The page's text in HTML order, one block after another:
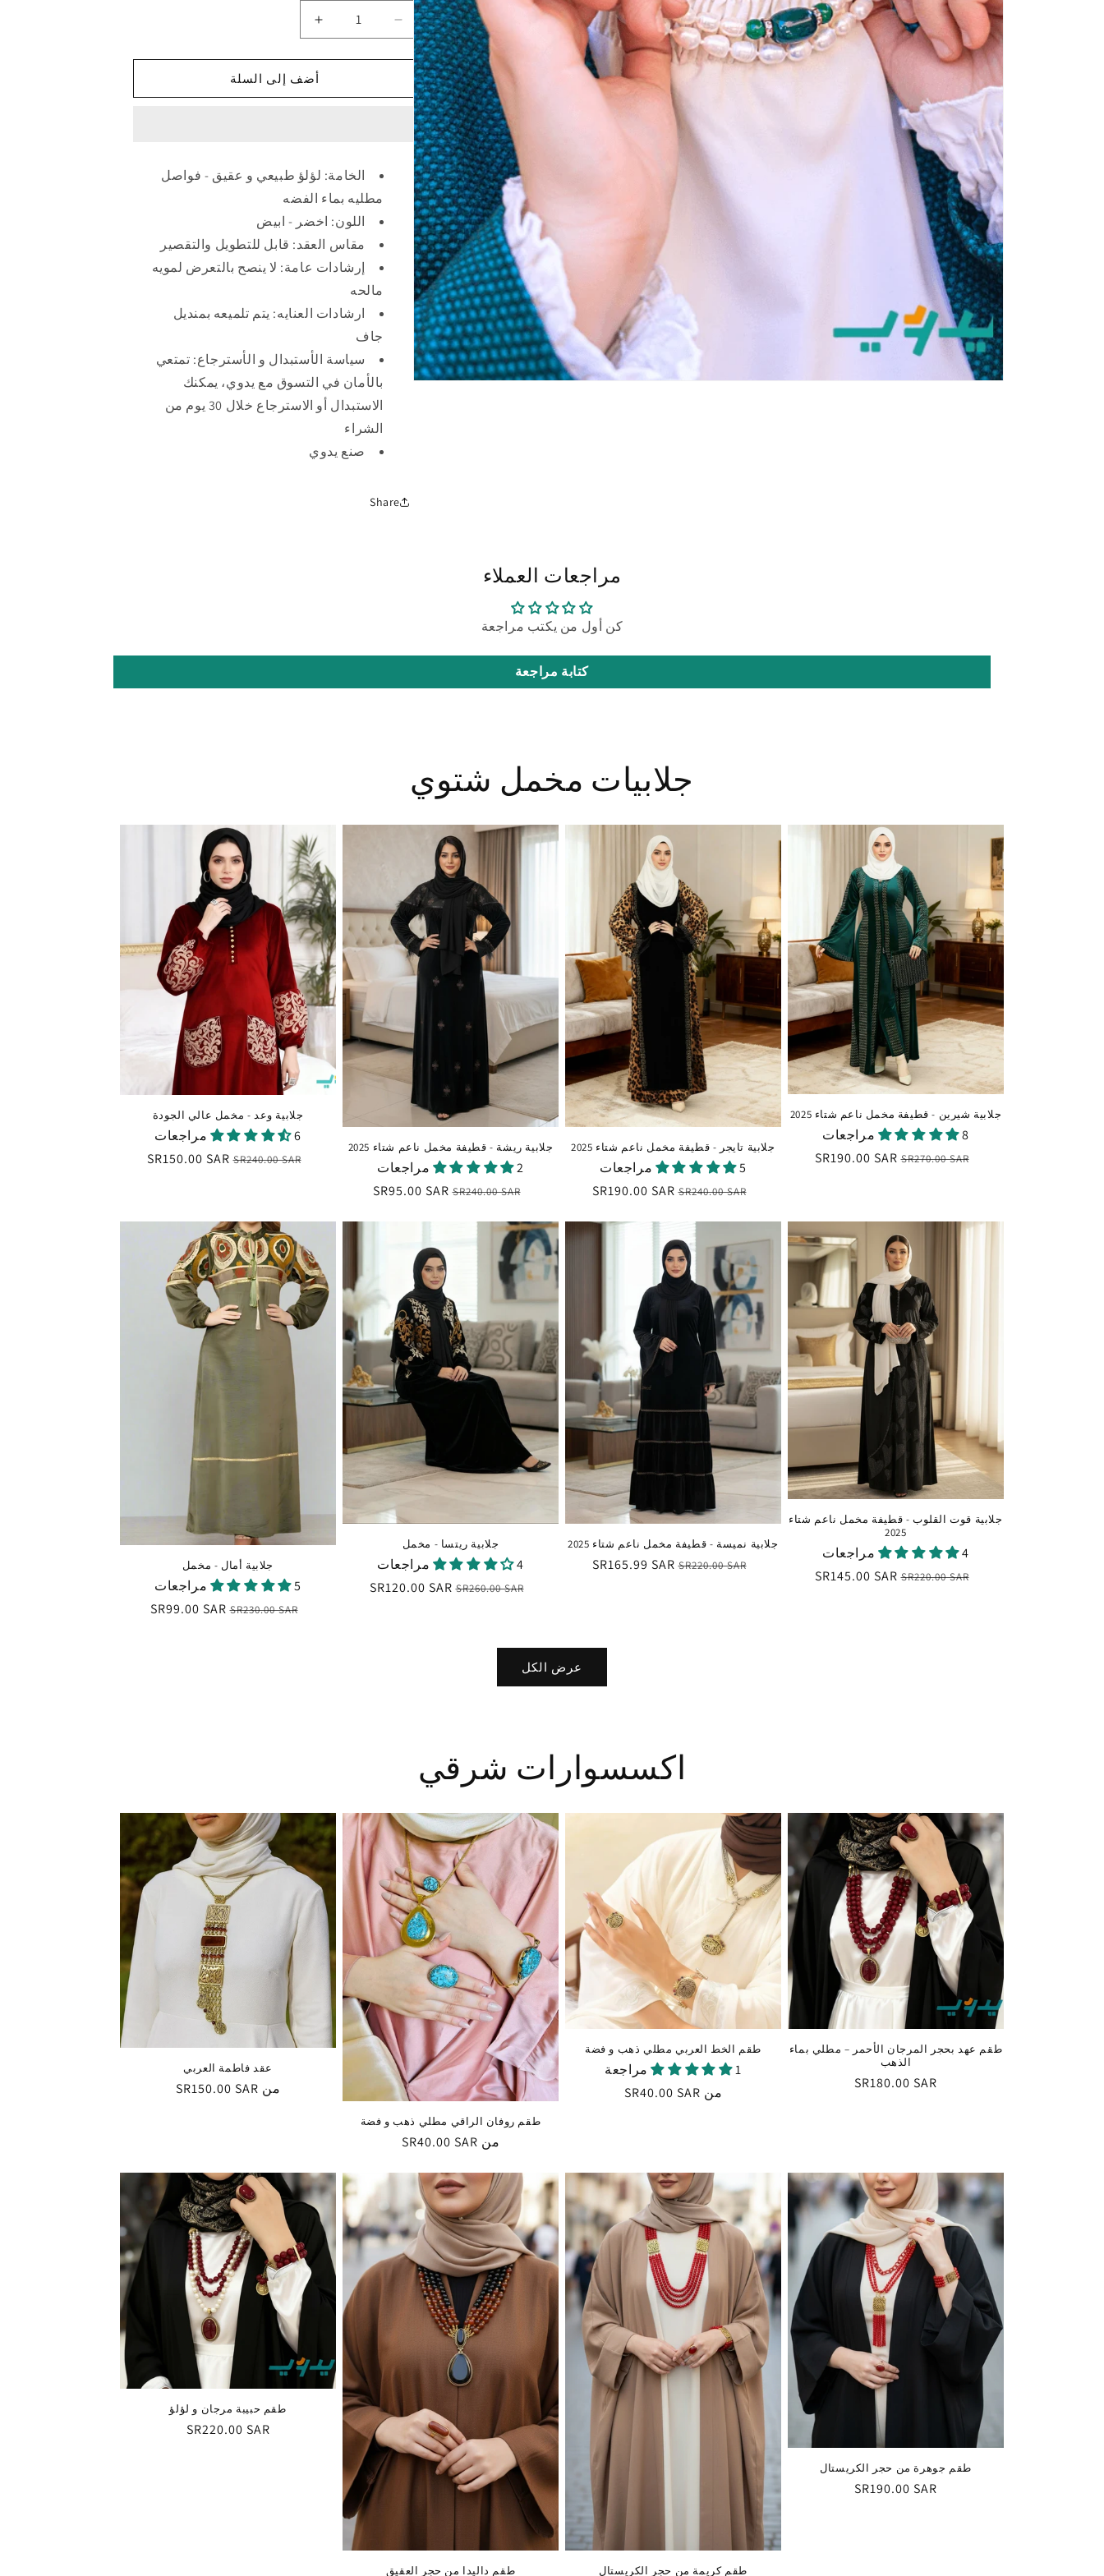
الوسائط
المنبثقة
لـ
الفريده
مطلي
الفضه
زيادة
لـ
عقد
الفريده
مطلي
بماء
الفضه
أضف إلى السلة
الخامة: لؤلؤ طبيعي و عقيق - فواصل
مطليه بماء الفضه
اللون: اخضر - ابيض
مقاس العقد: قابل للتطويل والتقصير
إرشادات عامة: لا ينصح بالتعرض لمويه
مالحه
ارشادات العنايه: يتم تلميعه بمنديل
جاف
سياسة الأستبدال و الأسترجاع: تمتعي
بالأمان في التسوق مع يدوي، يمكنك
الاستبدال أو الاسترجاع خلال 30 يوم من
الشراء
صنع يدوي
Share
مراجعات العملاء
كن أول من يكتب مراجعة
كتابة مراجعة
جلابيات مخمل شتوي
جلابية شيرين - قطيفة مخمل ناعم شتاء 2025
8 مراجعات
السعر
SR270.00 SAR سعر
SR190.00 SAR
جلابية تايجر - قطيفة مخمل ناعم شتاء 2025
5 مراجعات
السعر
SR240.00 SAR سعر
SR190.00 SAR
جلابية ريشة - قطيفة مخمل ناعم شتاء 2025
2 مراجعات
السعر
SR240.00 SAR سعر
SR95.00 SAR
جلابية وعد - مخمل عالي الجودة
6 مراجعات
السعر
SR240.00 SAR سعر
SR150.00 SAR
جلابية قوت القلوب - قطيفة مخمل ناعم شتاء
2025
4 مراجعات
السعر
SR220.00 SAR سعر
SR145.00 SAR
جلابية نميسة - قطيفة مخمل ناعم شتاء 2025
السعر
SR220.00 SAR سعر
SR165.99 SAR
جلابية ريتسا - مخمل
4 مراجعات
السعر
SR260.00 SAR سعر
SR120.00 SAR
جلابية أمال - مخمل
5 مراجعات
السعر
SR230.00 SAR سعر
SR99.00 SAR
عرض الكل
اكسسوارات شرقي
طقم عهد بحجر المرجان الأحمر – مطلي بماء
الذهب
السعر
SR180.00 SAR
طقم الخط العربي مطلي ذهب و فضة
1 مراجعة
السعر
من SR40.00 SAR
طقم روفان الراقي مطلي ذهب و فضة
السعر
من SR40.00 SAR
عقد فاطمة العربي
السعر
من SR150.00 SAR
طقم جوهرة من حجر الكريستال
السعر
SR190.00 SAR
طقم كريمة من حجر الكريستال طقم داليدا من حجر العقيق
طقم حبيبة مرجان و لؤلؤ
السعر
SR220.00 SAR